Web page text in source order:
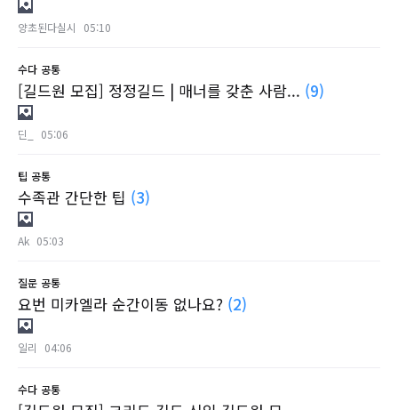
양초된다실시 05:10
수다 공통
[길드원 모집] 정정길드 | 매너를 갖춘 사람... (9)
딘_ 05:06
팁 공통
수족관 간단한 팁 (3)
Ak 05:03
질문 공통
요번 미카엘라 순간이동 없나요? (2)
일리 04:06
수다 공통